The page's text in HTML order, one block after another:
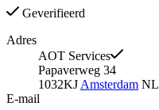
Geverifieerd
Adres
AOT Services
Papaverweg 34
1032KJ Amsterdam NL
E-mail